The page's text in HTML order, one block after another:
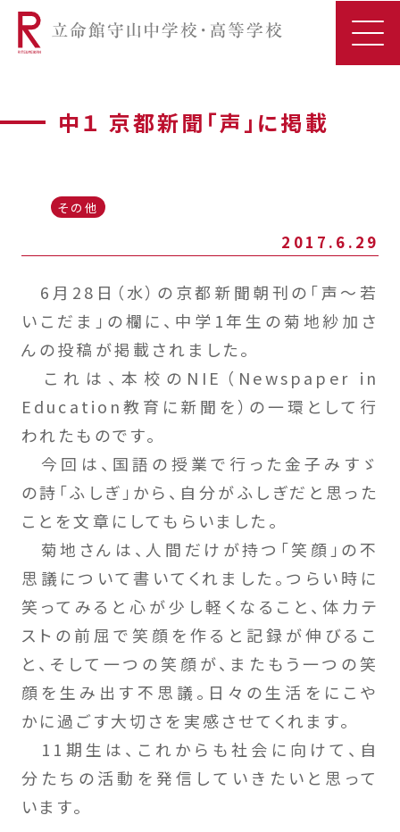
中１ 京都新聞「声」に掲載
その他
2017.6.29
6月28日（水）の京都新聞朝刊の「声～若
いこだま」の欄に、中学1年生の菊地紗加さ
んの投稿が掲載されました。
これは、本校のNIE（Newspaper in
Education教育に新聞を）の一環として行
われたものです。
今回は、国語の授業で行った金子みすゞ
の詩「ふしぎ」から、自分がふしぎだと思った
ことを文章にしてもらいました。
菊地さんは、人間だけが持つ「笑顔」の不
思議について書いてくれました。つらい時に
笑ってみると心が少し軽くなること、体力テ
ストの前屈で笑顔を作ると記録が伸びるこ
と、そして一つの笑顔が、またもう一つの笑
顔を生み出す不思議。日々の生活をにこや
かに過ごす大切さを実感させてくれます。
11期生は、これからも社会に向けて、自
分たちの活動を発信していきたいと思って
います。